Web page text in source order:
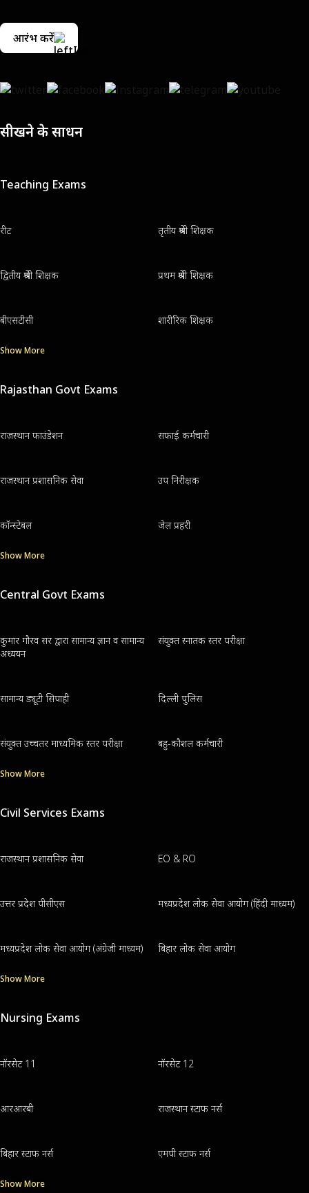
आरंभ करें
सीखने के साधन
Teaching Exams
रीट तृतीय श्रेणी शिक्षक
द्वितीय श्रेणी शिक्षक प्रथम श्रेणी शिक्षक
बीएसटीसी शारीरिक शिक्षक
Show More
Rajasthan Govt Exams
राजस्थान फाउंडेशन सफाई कर्मचारी
राजस्थान प्रशासनिक सेवा उप निरीक्षक
कॉन्स्टेबल जेल प्रहरी
Show More
Central Govt Exams
कुमार गौरव सर द्वारा सामान्य ज्ञान व सामान्य
अध्ययन
संयुक्त स्नातक स्तर परीक्षा
सामान्य ड्यूटी सिपाही दिल्ली पुलिस
संयुक्त उच्चतर माध्यमिक स्तर परीक्षा बहु-कौशल कर्मचारी
Show More
Civil Services Exams
राजस्थान प्रशासनिक सेवा EO & RO
उत्तर प्रदेश पीसीएस मध्यप्रदेश लोक सेवा आयोग (हिंदी माध्यम)
मध्यप्रदेश लोक सेवा आयोग (अंग्रेजी माध्यम) बिहार लोक सेवा आयोग
Show More
Nursing Exams
नॉरसेट 11 नॉरसेट 12
आरआरबी राजस्थान स्टाफ नर्स
बिहार स्टाफ नर्स एमपी स्टाफ नर्स
Show More